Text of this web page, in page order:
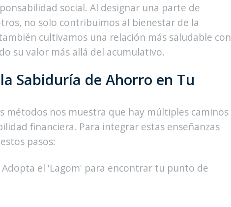
social. Al designar una parte de
no solo contribuimos al bienestar de la
cultivamos una relación más saludable con
su valor más allá del acumulativo.
Sabiduría de Ahorro en Tu
métodos nos muestra que hay múltiples caminos
financiera. Para integrar estas enseñanzas
pasos:
Adopta el 'Lagom' para encontrar tu punto de